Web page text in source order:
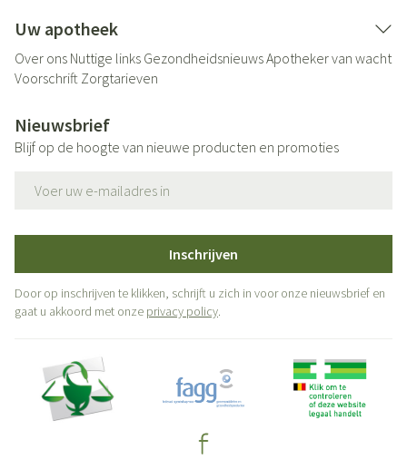
Uw apotheek
Over ons Nuttige links GezondheidsnieuwsApotheker van wacht
Voorschrift Zorgtarieven
Nieuwsbrief
Blijf op de hoogte van nieuwe producten en promoties
Inschrijven
Door op inschrijven te klikken, schrijft u zich in voor onze nieuwsbrief en
gaat u akkoord met onze privacy policy.